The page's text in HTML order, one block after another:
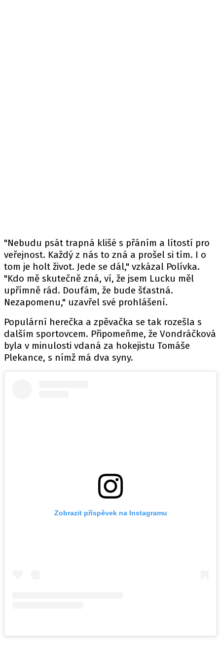
"Nebudu psát trapná klišé s přáním a lítostí pro
veřejnost. Každý z nás to zná a prošel si tím. I o
tom je holt život. Jede se dál," vzkázal Polívka.
"Kdo mě skutečně zná, ví, že jsem Lucku měl
upřímně rád. Doufám, že bude šťastná.
Nezapomenu," uzavřel své prohlášení.
Populární herečka a zpěvačka se tak rozešla s
dalším sportovcem. Připomeňme, že Vondráčková
byla v minulosti vdaná za hokejistu Tomáše
Plekance, s nímž má dva syny.
Zobrazit příspěvek na Instagramu